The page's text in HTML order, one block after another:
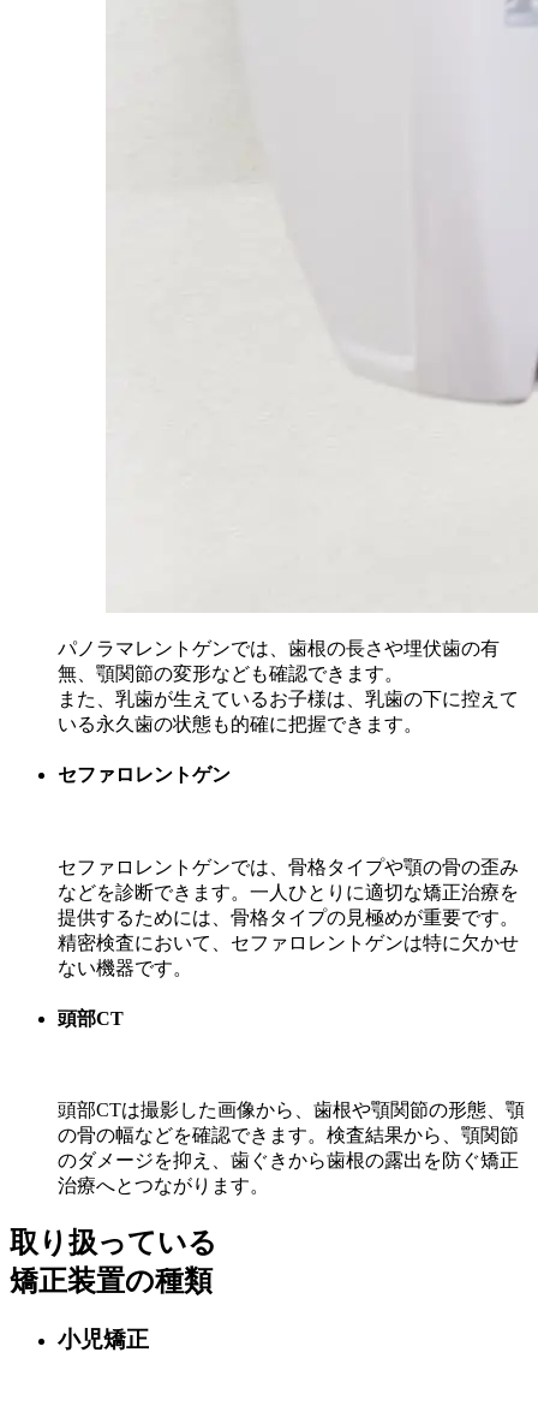
パノラマレントゲンでは、歯根の長さや埋伏歯の有
無、顎関節の変形なども確認できます。
また、乳歯が生えているお子様は、乳歯の下に控えて
いる永久歯の状態も的確に把握できます。
セファロレントゲン
セファロレントゲンでは、骨格タイプや顎の骨の歪み
などを診断できます。一人ひとりに適切な矯正治療を
提供するためには、骨格タイプの見極めが重要です。
精密検査において、セファロレントゲンは特に欠かせ
ない機器です。
頭部CT
頭部CTは撮影した画像から、歯根や顎関節の形態、顎
の骨の幅などを確認できます。検査結果から、顎関節
のダメージを抑え、歯ぐきから歯根の露出を防ぐ矯正
治療へとつながります。
取り扱っている
矯正装置の種類
小児矯正